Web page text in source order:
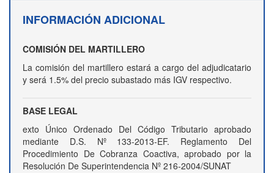
INFORMACIÓN ADICIONAL
COMISIÓN DEL MARTILLERO
La comisión del martillero estará a cargo del adjudicatario
y será 1.5% del precio subastado más IGV respectivo.
BASE LEGAL
exto Único Ordenado Del Código Tributario aprobado
mediante D.S. Nº 133-2013-EF. Reglamento Del
Procedimiento De Cobranza Coactiva, aprobado por la
Resolución De Superintendencia Nº 216-2004/SUNAT